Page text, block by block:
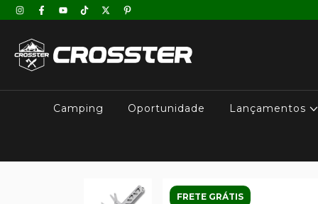
Camping Oportunidade Lançamentos
FRETE GRÁTIS